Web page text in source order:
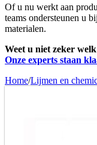
Of u nu werkt aan
teams ondersteunen u
materialen.
Weet u niet zeker
Onze experts staan
Home/Lijmen en